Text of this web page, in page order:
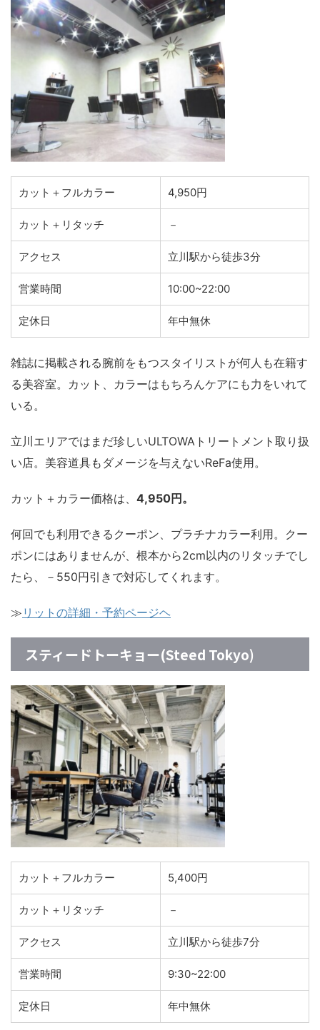
カット＋フルカラー 4,950円
カット＋リタッチ －
アクセス 立川駅から徒歩3分
営業時間 10:00~22:00
定休日 年中無休
雑誌に掲載される腕前をもつスタイリストが何人も在籍す
る美容室。カット、カラーはもちろんケアにも力をいれて
いる。
立川エリアではまだ珍しいULTOWAトリートメント取り扱
い店。美容道具もダメージを与えないReFa使用。
カット＋カラー価格は、 4,950円。
何回でも利用できるクーポン、プラチナカラー利用。クー
ポンにはありませんが、根本から2cm以内のリタッチでし
たら、－550円引きで対応してくれます。
≫ リットの詳細・予約ページヘ
スティードトーキョー(Steed Tokyo)
カット＋フルカラー 5,400円
カット＋リタッチ －
アクセス 立川駅から徒歩7分
営業時間 9:30~22:00
定休日 年中無休